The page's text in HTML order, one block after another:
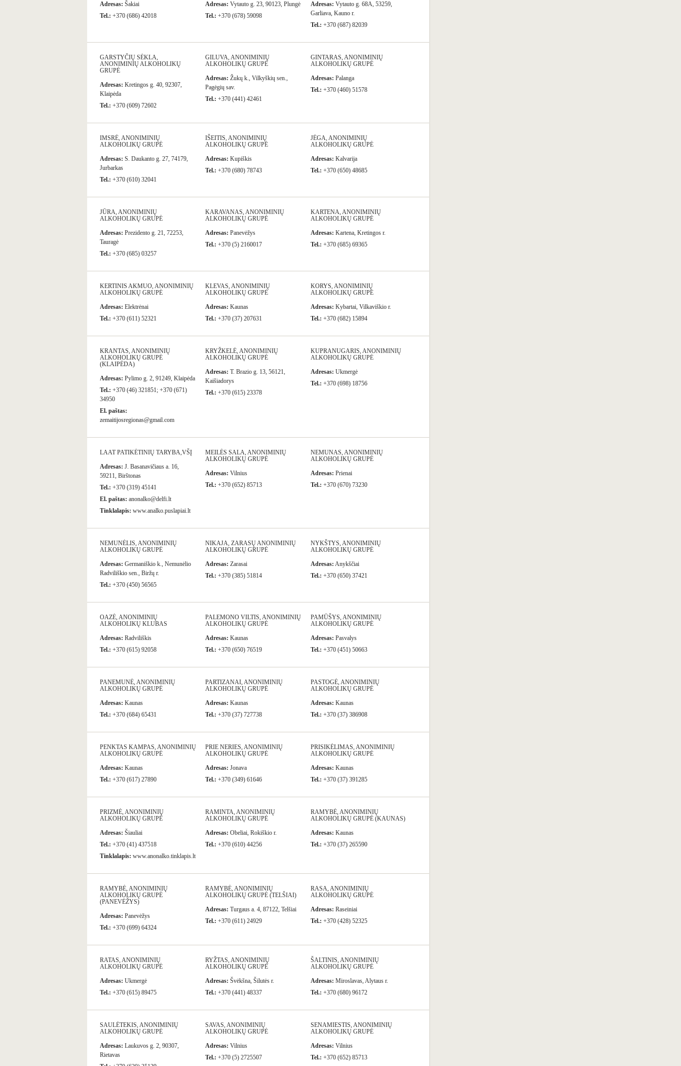
Adresas: Šakiai
Tel.: +370 (686) 42018
Adresas: Vytauto g. 23, 90123, Plungė
Tel.: +370 (678) 59098
Adresas: Vytauto g. 68A, 53259,
Garliava, Kauno r.
Tel.: +370 (687) 82039
GARSTYČIŲ SĖKLA,
ANONIMINIŲ ALKOHOLIKŲ
GRUPĖ
Adresas: Kretingos g. 40, 92307,
Klaipėda
Tel.: +370 (609) 72602
GILUVA, ANONIMINIŲ
ALKOHOLIKŲ GRUPĖ
Adresas: Žukų k., Vilkyškių sen.,
Pagėgių sav.
Tel.: +370 (441) 42461
GINTARAS, ANONIMINIŲ
ALKOHOLIKŲ GRUPĖ
Adresas: Palanga
Tel.: +370 (460) 51578
IMSRĖ, ANONIMINIŲ
ALKOHOLIKŲ GRUPĖ
Adresas: S. Daukanto g. 27, 74179,
Jurbarkas
Tel.: +370 (610) 32041
IŠEITIS, ANONIMINIŲ
ALKOHOLIKŲ GRUPĖ
Adresas: Kupiškis
Tel.: +370 (680) 78743
JĖGA, ANONIMINIŲ
ALKOHOLIKŲ GRUPĖ
Adresas: Kalvarija
Tel.: +370 (650) 48685
JŪRA, ANONIMINIŲ
ALKOHOLIKŲ GRUPĖ
Adresas: Prezidento g. 21, 72253,
Tauragė
Tel.: +370 (685) 03257
KARAVANAS, ANONIMINIŲ
ALKOHOLIKŲ GRUPĖ
Adresas: Panevėžys
Tel.: +370 (5) 2160017
KARTENA, ANONIMINIŲ
ALKOHOLIKŲ GRUPĖ
Adresas: Kartena, Kretingos r.
Tel.: +370 (685) 69365
KERTINIS AKMUO, ANONIMINIŲ
ALKOHOLIKŲ GRUPĖ
Adresas: Elektrėnai
Tel.: +370 (611) 52321
KLEVAS, ANONIMINIŲ
ALKOHOLIKŲ GRUPĖ
Adresas: Kaunas
Tel.: +370 (37) 207631
KORYS, ANONIMINIŲ
ALKOHOLIKŲ GRUPĖ
Adresas: Kybartai, Vilkaviškio r.
Tel.: +370 (682) 15894
KRANTAS, ANONIMINIŲ
ALKOHOLIKŲ GRUPĖ
(KLAIPĖDA)
Adresas: Pylimo g. 2, 91249, Klaipėda
Tel.: +370 (46) 321851; +370 (671)
34950
El. paštas:
zemaitijosregionas@gmail.com
KRYŽKELĖ, ANONIMINIŲ
ALKOHOLIKŲ GRUPĖ
Adresas: T. Brazio g. 13, 56121,
Kaišiadorys
Tel.: +370 (615) 23378
KUPRANUGARIS, ANONIMINIŲ
ALKOHOLIKŲ GRUPĖ
Adresas: Ukmergė
Tel.: +370 (698) 18756
LAAT PATIKĖTINIŲ TARYBA,VŠĮ
Adresas: J. Basanavičiaus a. 16,
59211, Birštonas
Tel.: +370 (319) 45141
El. paštas: anonalko@delfi.lt
Tinklalapis: www.analko.puslapiai.lt
MEILĖS SALA, ANONIMINIŲ
ALKOHOLIKŲ GRUPĖ
Adresas: Vilnius
Tel.: +370 (652) 85713
NEMUNAS, ANONIMINIŲ
ALKOHOLIKŲ GRUPĖ
Adresas: Prienai
Tel.: +370 (670) 73230
NEMUNĖLIS, ANONIMINIŲ
ALKOHOLIKŲ GRUPĖ
Adresas: Germaniškio k., Nemunėlio
Radviliškio sen., Biržų r.
Tel.: +370 (450) 56565
NIKAJA, ZARASŲ ANONIMINIŲ
ALKOHOLIKŲ GRUPĖ
Adresas: Zarasai
Tel.: +370 (385) 51814
NYKŠTYS, ANONIMINIŲ
ALKOHOLIKŲ GRUPĖ
Adresas: Anykščiai
Tel.: +370 (650) 37421
OAZĖ, ANONIMINIŲ
ALKOHOLIKŲ KLUBAS
Adresas: Radviliškis
Tel.: +370 (615) 92058
PALEMONO VILTIS, ANONIMINIŲ
ALKOHOLIKŲ GRUPĖ
Adresas: Kaunas
Tel.: +370 (650) 76519
PAMŪŠYS, ANONIMINIŲ
ALKOHOLIKŲ GRUPĖ
Adresas: Pasvalys
Tel.: +370 (451) 50663
PANEMUNĖ, ANONIMINIŲ
ALKOHOLIKŲ GRUPĖ
Adresas: Kaunas
Tel.: +370 (684) 65431
PARTIZANAI, ANONIMINIŲ
ALKOHOLIKŲ GRUPĖ
Adresas: Kaunas
Tel.: +370 (37) 727738
PASTOGĖ, ANONIMINIŲ
ALKOHOLIKŲ GRUPĖ
Adresas: Kaunas
Tel.: +370 (37) 386908
PENKTAS KAMPAS, ANONIMINIŲ
ALKOHOLIKŲ GRUPĖ
Adresas: Kaunas
Tel.: +370 (617) 27890
PRIE NERIES, ANONIMINIŲ
ALKOHOLIKŲ GRUPĖ
Adresas: Jonava
Tel.: +370 (349) 61646
PRISIKĖLIMAS, ANONIMINIŲ
ALKOHOLIKŲ GRUPĖ
Adresas: Kaunas
Tel.: +370 (37) 391285
PRIZMĖ, ANONIMINIŲ
ALKOHOLIKŲ GRUPĖ
Adresas: Šiauliai
Tel.: +370 (41) 437518
Tinklalapis: www.anonalko.tinklapis.lt
RAMINTA, ANONIMINIŲ
ALKOHOLIKŲ GRUPĖ
Adresas: Obeliai, Rokiškio r.
Tel.: +370 (610) 44256
RAMYBĖ, ANONIMINIŲ
ALKOHOLIKŲ GRUPĖ (KAUNAS)
Adresas: Kaunas
Tel.: +370 (37) 265590
RAMYBĖ, ANONIMINIŲ
ALKOHOLIKŲ GRUPĖ
(PANEVĖŽYS)
Adresas: Panevėžys
Tel.: +370 (699) 64324
RAMYBĖ, ANONIMINIŲ
ALKOHOLIKŲ GRUPĖ (TELŠIAI)
Adresas: Turgaus a. 4, 87122, Telšiai
Tel.: +370 (611) 24929
RASA, ANONIMINIŲ
ALKOHOLIKŲ GRUPĖ
Adresas: Raseiniai
Tel.: +370 (428) 52325
RATAS, ANONIMINIŲ
ALKOHOLIKŲ GRUPĖ
Adresas: Ukmergė
Tel.: +370 (615) 89475
RYŽTAS, ANONIMINIŲ
ALKOHOLIKŲ GRUPĖ
Adresas: Švėkšna, Šilutės r.
Tel.: +370 (441) 48337
ŠALTINIS, ANONIMINIŲ
ALKOHOLIKŲ GRUPĖ
Adresas: Miroslavas, Alytaus r.
Tel.: +370 (680) 96172
SAULĖTEKIS, ANONIMINIŲ
ALKOHOLIKŲ GRUPĖ
Adresas: Laukuvos g. 2, 90307,
Rietavas
SAVAS, ANONIMINIŲ
ALKOHOLIKŲ GRUPĖ
Adresas: Vilnius
Tel.: +370 (5) 2725507
SENAMIESTIS, ANONIMINIŲ
ALKOHOLIKŲ GRUPĖ
Adresas: Vilnius
Tel.: +370 (652) 85713